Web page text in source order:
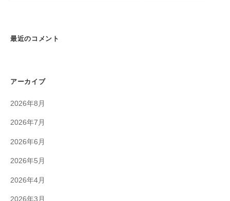
最近のコメント
アーカイブ
2026年8月
2026年7月
2026年6月
2026年5月
2026年4月
2026年3月